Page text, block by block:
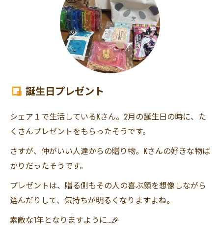
誕生日プレゼント
シェア１で生活しているKさん。2月の誕生日の時に、た
くさんプレゼントをもらったそうです。
さすが、仲がいい人達からの贈り物。Kさんの好きな物ば
かりだったそうです。
プレゼントは、贈る側もその人の喜ぶ顔を想像しながら
選んだりして、気持ちが明るくなりますよね。
素敵な1年となりますように…🎉